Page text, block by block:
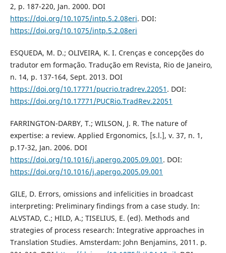
2, p. 187-220, Jan. 2000. DOI
https://doi.org/10.1075/intp.5.2.08eri. DOI:
https://doi.org/10.1075/intp.5.2.08eri
ESQUEDA, M. D.; OLIVEIRA, K. I. Crenças e concepções do
tradutor em formação. Tradução em Revista, Rio de Janeiro,
n. 14, p. 137-164, Sept. 2013. DOI
https://doi.org/10.17771/pucrio.tradrev.22051 . DOI:
https://doi.org/10.17771/PUCRio.TradRev.22051
FARRINGTON-DARBY, T.; WILSON, J. R. The nature of
expertise: a review. Applied Ergonomics, [s.l.], v. 37, n. 1,
p.17-32, Jan. 2006. DOI
https://doi.org/10.1016/j.apergo.2005.09.001 . DOI:
https://doi.org/10.1016/j.apergo.2005.09.001
GILE, D. Errors, omissions and infelicities in broadcast
interpreting: Preliminary findings from a case study. In:
ALVSTAD, C.; HILD, A.; TISELIUS, E. (ed). Methods and
strategies of process research: Integrative approaches in
Translation Studies. Amsterdam: John Benjamins, 2011. p.